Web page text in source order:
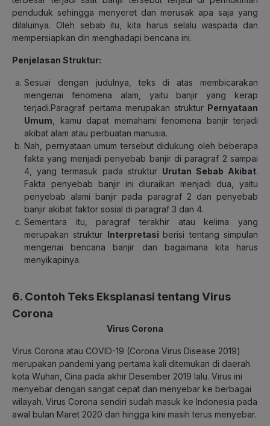
penduduk sehingga menyeret dan merusak apa saja yang
dilaluinya. Oleh sebab itu, kita harus selalu waspada dan
mempersiapkan diri menghadapi bencana ini.
Penjelasan Struktur:
Sesuai dengan judulnya, teks di atas membicarakan
mengenai fenomena alam, yaitu banjir yang kerap
terjadi.Paragraf pertama merupakan struktur Pernyataan
Umum , kamu dapat memahami fenomena banjir terjadi
akibat alam atau perbuatan manusia.
Nah, pernyataan umum tersebut didukung oleh beberapa
fakta yang menjadi penyebab banjir di paragraf 2 sampai
4, yang termasuk pada struktur Urutan Sebab Akibat.
Fakta penyebab banjir ini diuraikan menjadi dua, yaitu
penyebab alami banjir pada paragraf 2 dan penyebab
banjir akibat faktor sosial di paragraf 3 dan 4.
Sementara itu, paragraf terakhir atau kelima yang
merupakan struktur Interpretasi berisi tentang simpulan
mengenai bencana banjir dan bagaimana kita harus
menyikapinya.
6. Contoh Teks Eksplanasi tentang Virus
Corona
Virus Corona
Virus Corona atau COVID-19 (Corona Virus Disease 2019)
merupakan pandemi yang pertama kali ditemukan di daerah
kota Wuhan, Cina pada akhir Desember 2019 lalu. Virus ini
menyebar dengan sangat cepat dan menyebar ke berbagai
wilayah. Virus Corona sendiri sudah masuk ke Indonesia pada
awal bulan Maret 2020 dan hingga kini masih terus menyebar.